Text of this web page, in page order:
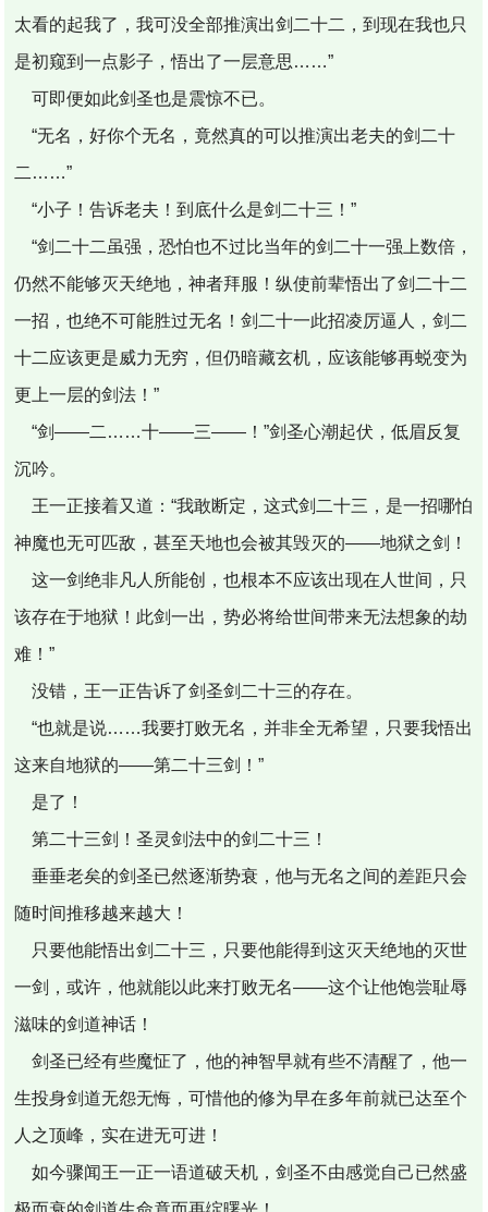
太看的起我了，我可没全部推演出剑二十二，到现在我也只
是初窥到一点影子，悟出了一层意思……”
可即便如此剑圣也是震惊不已。
“无名，好你个无名，竟然真的可以推演出老夫的剑二十
二……”
“小子！告诉老夫！到底什么是剑二十三！”
“剑二十二虽强，恐怕也不过比当年的剑二十一强上数倍，
仍然不能够灭天绝地，神者拜服！纵使前辈悟出了剑二十二
一招，也绝不可能胜过无名！剑二十一此招凌厉逼人，剑二
十二应该更是威力无穷，但仍暗藏玄机，应该能够再蜕变为
更上一层的剑法！”
“剑――二……十――三――！”剑圣心潮起伏，低眉反复
沉吟。
王一正接着又道：“我敢断定，这式剑二十三，是一招哪怕
神魔也无可匹敌，甚至天地也会被其毁灭的――地狱之剑！
这一剑绝非凡人所能创，也根本不应该出现在人世间，只
该存在于地狱！此剑一出，势必将给世间带来无法想象的劫
难！”
没错，王一正告诉了剑圣剑二十三的存在。
“也就是说……我要打败无名，并非全无希望，只要我悟出
这来自地狱的――第二十三剑！”
是了！
第二十三剑！圣灵剑法中的剑二十三！
垂垂老矣的剑圣已然逐渐势衰，他与无名之间的差距只会
随时间推移越来越大！
只要他能悟出剑二十三，只要他能得到这灭天绝地的灭世
一剑，或许，他就能以此来打败无名――这个让他饱尝耻辱
滋味的剑道神话！
剑圣已经有些魔怔了，他的神智早就有些不清醒了，他一
生投身剑道无怨无悔，可惜他的修为早在多年前就已达至个
人之顶峰，实在进无可进！
如今骤闻王一正一语道破天机，剑圣不由感觉自己已然盛